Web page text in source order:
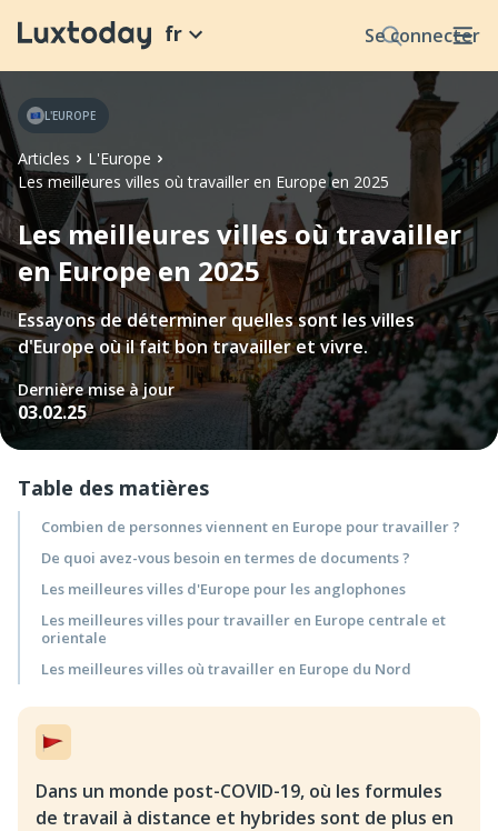
Se connecter
fr
Articles
L'Europe
Les meilleures villes où travailler en Europe en 2025
L'EUROPE
Les meilleures villes où travailler
en Europe en 2025
Essayons de déterminer quelles sont les villes
d'Europe où il fait bon travailler et vivre.
Dernière mise à jour
03.02.25
Table des matières
Combien de personnes viennent en Europe pour travailler ?
De quoi avez-vous besoin en termes de documents ?
Les meilleures villes d'Europe pour les anglophones
Les meilleures villes pour travailler en Europe centrale et
orientale
Les meilleures villes où travailler en Europe du Nord
Dans un monde post-COVID-19, où les formules
de travail à distance et hybrides sont de plus en